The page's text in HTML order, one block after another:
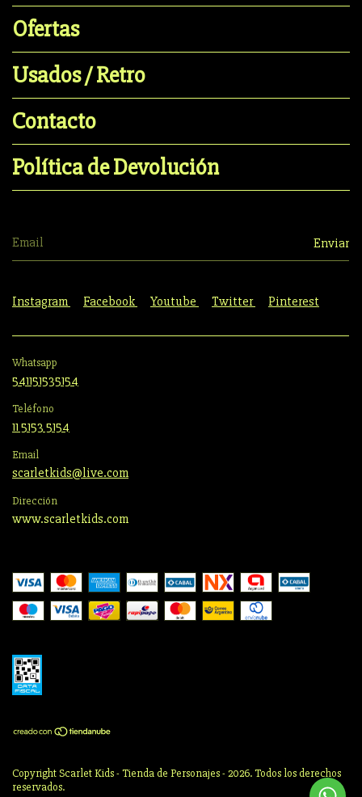
Ofertas
Usados / Retro
Contacto
Política de Devolución
Instagram Facebook Youtube Twitter Pinterest
Whatsapp
541151535154
Teléfono
11 5153 5154
Email
scarletkids@live.com
Dirección
www.scarletkids.com
Copyright Scarlet Kids - Tienda de Personajes - 2026. Todos los derechos
reservados.